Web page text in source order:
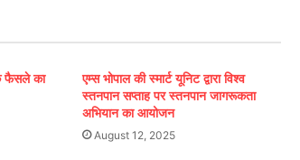
फैसले का
एम्स भोपाल की स्मार्ट यूनिट द्वारा विश्व
स्तनपान सप्ताह पर स्तनपान जागरूकता
अभियान का आयोजन
August 12, 2025